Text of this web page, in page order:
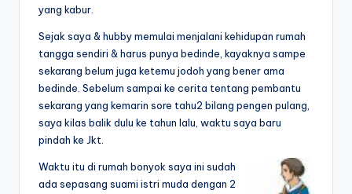
yang kabur.
Sejak saya & hubby memulai menjalani kehidupan rumah
tangga sendiri & harus punya bedinde, kayaknya sampe
sekarang belum juga ketemu jodoh yang bener ama
bedinde. Sebelum sampai ke cerita tentang pembantu
sekarang yang kemarin sore tahu2 bilang pengen pulang,
saya kilas balik dulu ke tahun lalu, waktu saya baru
pindah ke Jkt.
Waktu itu di rumah bonyok saya ini sudah
ada sepasang suami istri muda dengan 2